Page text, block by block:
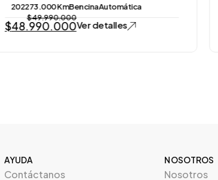
202273.000 KmBencinaAutomática
49.990.000
48.990.000Ver detalles
AYUDA
Contáctanos
NOSOTROS
Nosotros